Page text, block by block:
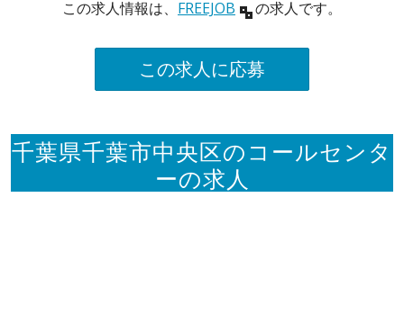
この求人情報は、 FREEJOB の求人です。
この求人に応募
千葉県千葉市中央区のコールセンタ
ーの求人